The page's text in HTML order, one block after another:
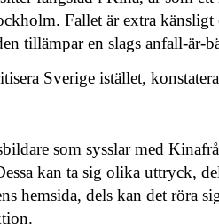
Fallet är extra
tillämpar en slags anfall-är-
Sverige istället,
som sysslar med
kan ta sig olika uttryck,
hemsida, dels kan det röra